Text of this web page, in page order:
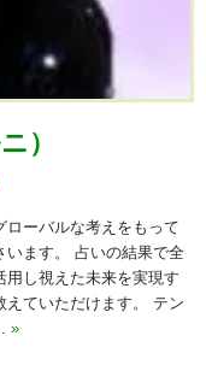
）
ーバルな考えをもって
います。 占いの結果で全
し視えた未来を実現す
えていただけます。 テン
»